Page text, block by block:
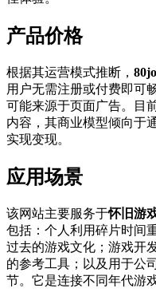
产品价格
根据其运营模式推断，
用户无需注册或付费即可
可能来源于页面广告。目
内容，其商业模型倾向于
实现变现。
应用场景
该网站主要服务于怀旧游
包括：个人利用碎片时间
过去的游戏文化；游戏开
的参考工具；以及用于公
节。它是连接不同年代游